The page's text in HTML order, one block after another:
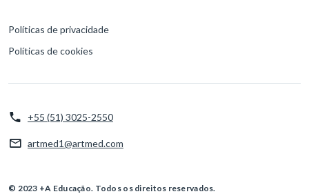
Políticas de privacidade
Políticas de cookies
+55 (51) 3025-2550
artmed1@artmed.com
© 2023 +A Educação. Todos os direitos reservados.